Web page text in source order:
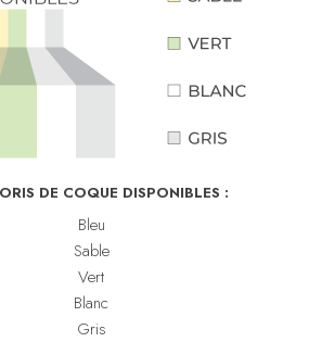
DE COQUE DISPONIBLES :
Bleu
Sable
Vert
Blanc
Gris